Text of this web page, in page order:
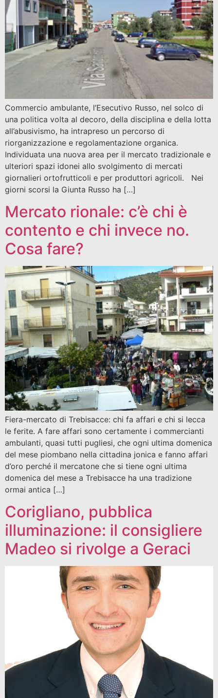
Commercio ambulante, l’Esecutivo Russo, nel solco di
una politica volta al decoro, della disciplina e della lotta
all’abusivismo, ha intrapreso un percorso di
riorganizzazione e regolamentazione organica.
Individuata una nuova area per il mercato tradizionale e
ulteriori spazi idonei allo svolgimento di mercati
giornalieri ortofrutticoli e per produttori agricoli. Nei
giorni scorsi la Giunta Russo ha […]
Mercato rionale: c’è chi è
contento e chi invece no.
Cosa fare?
Fiera-mercato di Trebisacce: chi fa affari e chi si lecca
le ferite. A fare affari sono certamente i commercianti
ambulanti, quasi tutti pugliesi, che ogni ultima domenica
del mese piombano nella cittadina jonica e fanno affari
d’oro perché il mercatone che si tiene ogni ultima
domenica del mese a Trebisacce ha una tradizione
ormai antica […]
Corigliano, pubblica
illuminazione: il consigliere
Madeo si rivolge a Geraci